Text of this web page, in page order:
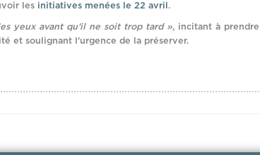
les initiatives menées le 22 avril .
yeux avant qu’il ne soit trop tard », incitant à prendre
et soulignant l'urgence de la préserver.